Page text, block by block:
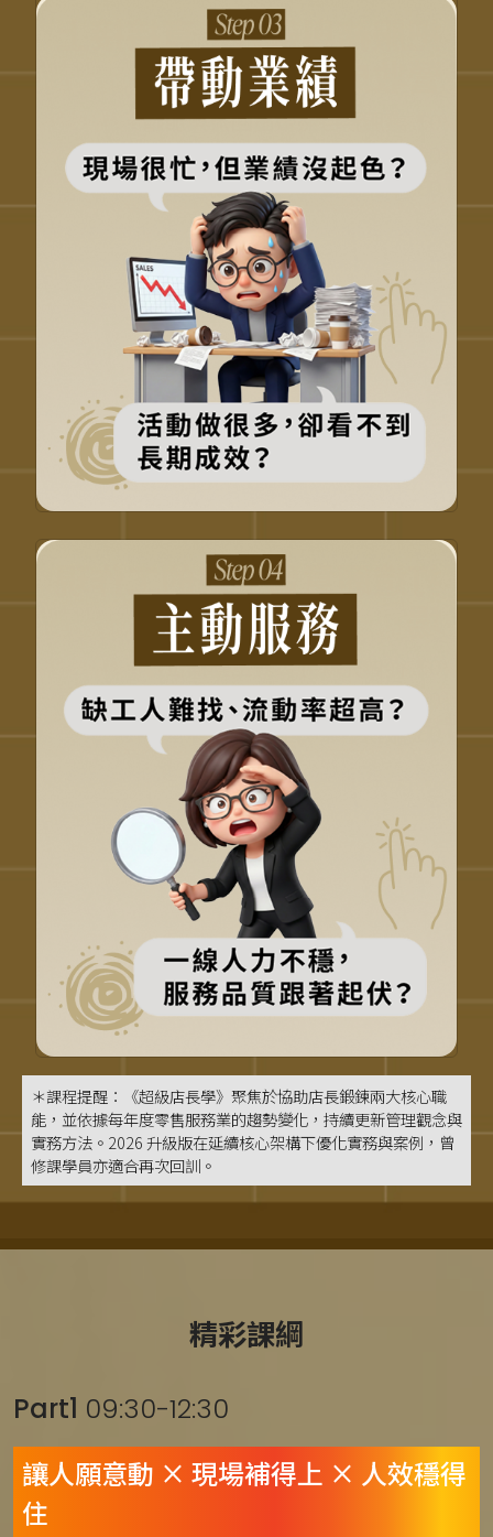
把服務與帶人，直接接上
營收成果
讓服務自然帶出回流與加購
把顧客好感轉成營收動能
不靠硬推，也能帶動業績
打造願意留下來的工作現
從做完就好，變主動補位
提升留任率，穩定人力
服務不靠明星，靠團隊
＊課程提醒：《超級店長學》聚焦於協助店長鍛鍊兩大核心職
能，並依據每年度零售服務業的趨勢變化，持續更新管理觀念與
實務方法。2026 升級版在延續核心架構下優化實務與案例，曾
修課學員亦適合再次回訓。
精彩課綱
Part1 09:30-12:30
讓人願意動 × 現場補得上 × 人效穩得
住